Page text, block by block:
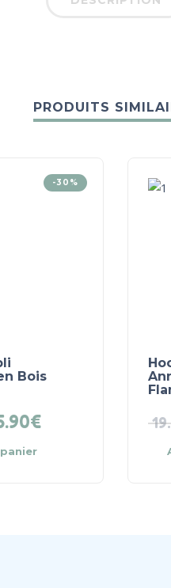
PRODUITS
-30%
Bois
€